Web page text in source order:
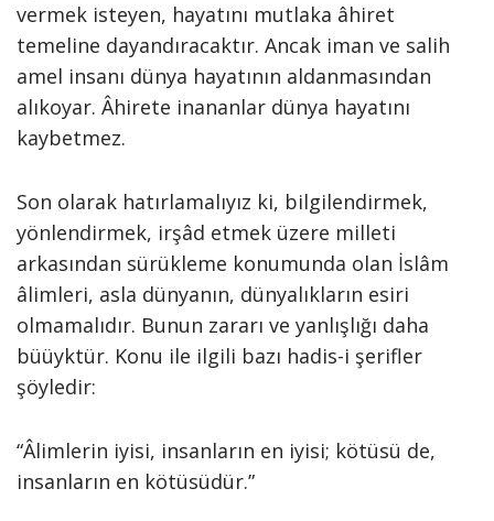
vermek isteyen, hayatını mutlaka âhiret
temeline dayandıracaktır. Ancak iman ve salih
amel insanı dünya hayatının aldanmasından
alıkoyar. Âhirete inananlar dünya hayatını
kaybetmez.
Son olarak hatırlamalıyız ki, bilgilendirmek,
yönlendirmek, irşâd etmek üzere milleti
arkasından sürükleme konumunda olan İslâm
âlimleri, asla dünyanın, dünyalıkların esiri
olmamalıdır. Bunun zararı ve yanlışlığı daha
büüyktür. Konu ile ilgili bazı hadis-i şerifler
şöyledir:
“Âlimlerin iyisi, insanların en iyisi; kötüsü de,
insanların en kötüsüdür.”